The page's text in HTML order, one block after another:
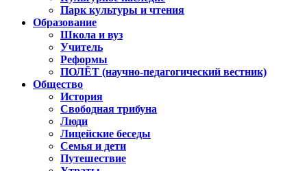
Парк культуры и чтения
Образование
Школа и вуз
Учитель
Реформы
ПОЛЁТ (научно-педагогический вестник)
Общество
История
Свободная трибуна
Люди
Лицейские беседы
Семья и дети
Путешествие